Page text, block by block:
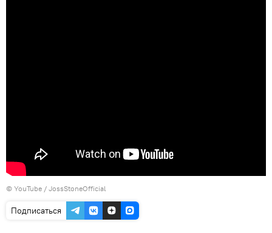
© YouTube / JossStoneOfficial
Подписаться